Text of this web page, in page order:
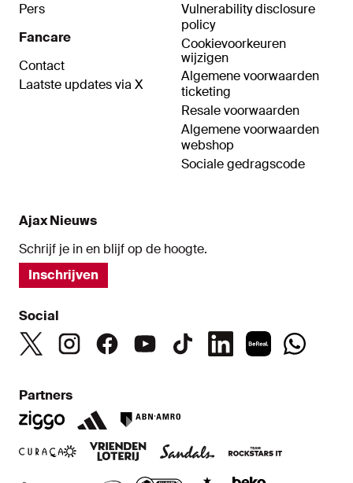
Pers
Fancare
Contact
Laatste updates via X
Vulnerability disclosure
policy
Cookievoorkeuren
wijzigen
Algemene voorwaarden
ticketing
Resale voorwaarden
Algemene voorwaarden
webshop
Sociale gedragscode
Ajax Nieuws
Schrijf je in en blijf op de hoogte.
Inschrijven
Social
Partners